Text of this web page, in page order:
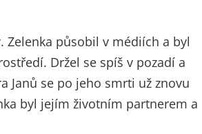
Zelenka působil v médiích a byl
Držel se spíš v pozadí a
Janů se po jeho smrti už znovu
byl jejím životním partnerem a